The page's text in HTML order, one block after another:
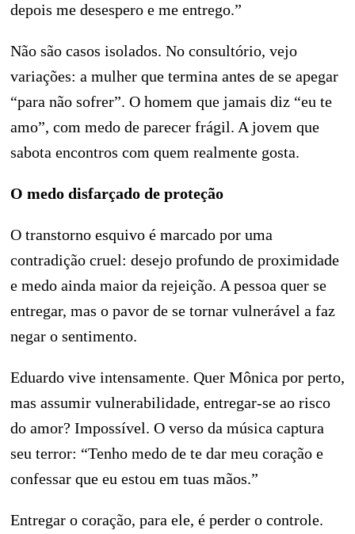
depois me desespero e me entrego.”
Não são casos isolados. No consultório, vejo
variações: a mulher que termina antes de se apegar
“para não sofrer”. O homem que jamais diz “eu te
amo”, com medo de parecer frágil. A jovem que
sabota encontros com quem realmente gosta.
O medo disfarçado de proteção
O transtorno esquivo é marcado por uma
contradição cruel: desejo profundo de proximidade
e medo ainda maior da rejeição. A pessoa quer se
entregar, mas o pavor de se tornar vulnerável a faz
negar o sentimento.
Eduardo vive intensamente. Quer Mônica por perto,
mas assumir vulnerabilidade, entregar-se ao risco
do amor? Impossível. O verso da música captura
seu terror: “Tenho medo de te dar meu coração e
confessar que eu estou em tuas mãos.”
Entregar o coração, para ele, é perder o controle.